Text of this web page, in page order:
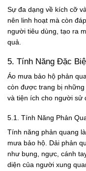
Sự đa dạng về kích cỡ
nên linh hoạt mà còn
người tiêu dùng, tạo ra
quả.
5. Tính Năng Đặc
Áo mưa bảo hộ phản
còn được trang bị
và tiện ích cho người sử
5.1. Tính Năng Phản
Tính năng phản quang
mưa bảo hộ. Dải phản
như bụng, ngực, cánh
diện của người xung